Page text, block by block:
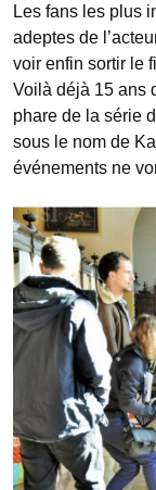
Les fans les plus
adeptes de
voir enfin sortir le
Voilà déjà 15 ans
phare de la série
sous le nom de
événements ne